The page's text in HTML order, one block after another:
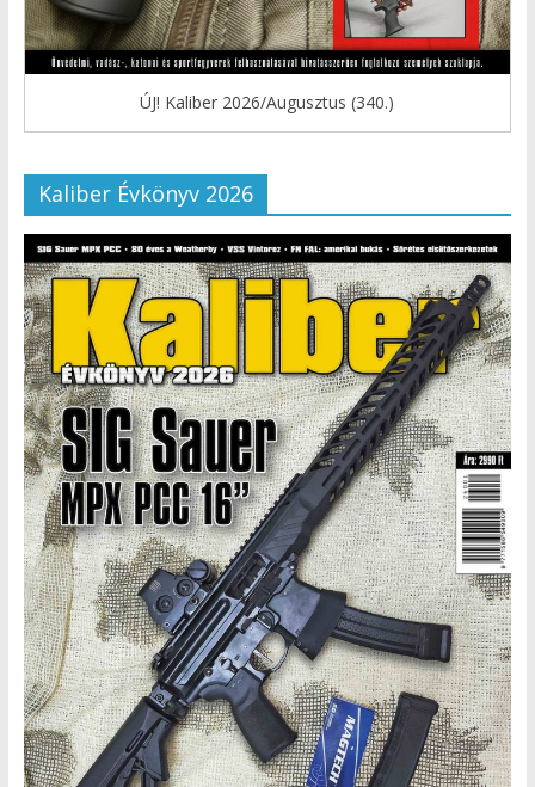
ÚJ! Kaliber 2026/Augusztus (340.)
Kaliber Évkönyv 2026